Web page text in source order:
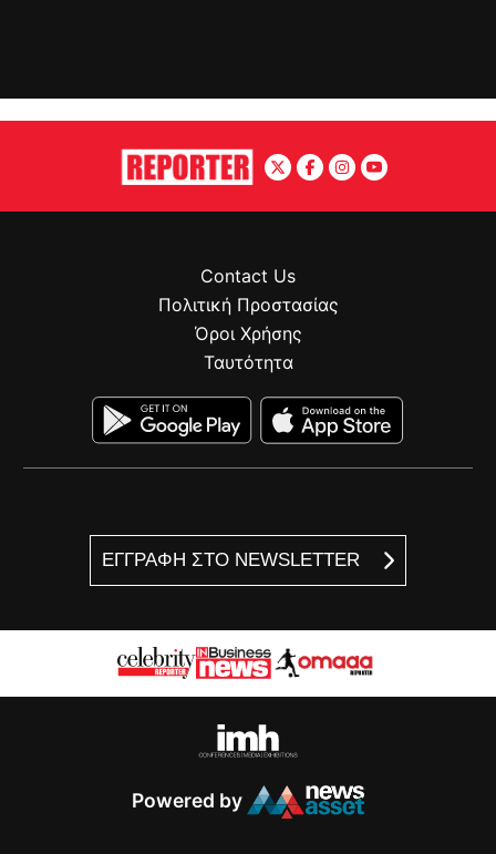
ΕΓΓΡΑΦΗ ΣΤΟ NEWSLETTER
Contact Us
Πολιτική Προστασίας
Όροι Χρήσης
Ταυτότητα
Powered by